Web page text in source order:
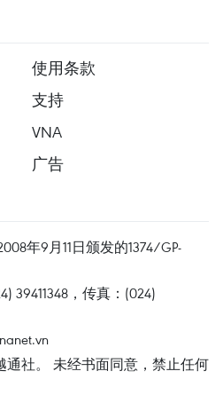
使用条款
支持
VNA
广告
年9月11日颁发的1374/GP-
39411348，传真：(024)
通社。 未经书面同意，禁止任何